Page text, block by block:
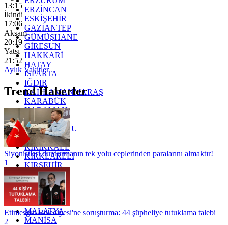
ERZİNCAN
ESKİŞEHİR
GAZİANTEP
GÜMÜŞHANE
GİRESUN
HAKKARİ
HATAY
ISPARTA
IĞDIR
KAHRAMANMARAŞ
KARABÜK
KARAMAN
KARS
KASTAMONU
KAYSERİ
KIRIKKALE
KIRKLARELİ
KIRŞEHİR
KOCAELİ
KONYA
KÜTAHYA
KİLİS
MALATYA
MANİSA
13:15
İkindi
17:06
Akşam
20:19
Yatsı
21:52
Aylık Vakitler
Trend Haberler
Siyonistleri durdurmanın tek yolu ceplerinden paralarını almaktır!
1
Etimesgut Belediyesi'ne soruşturma: 44 şüpheliye tutuklama talebi
2